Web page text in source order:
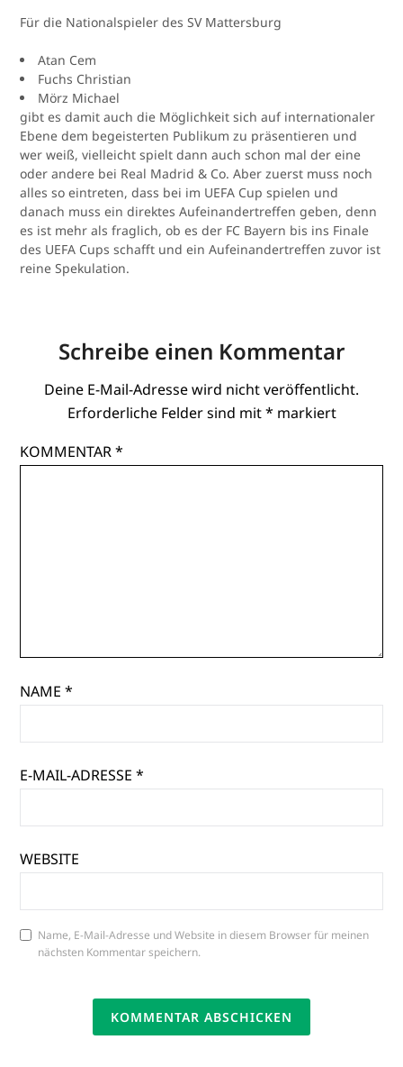
Für die Nationalspieler des SV Mattersburg
Atan Cem
Fuchs Christian
Mörz Michael
gibt es damit auch die Möglichkeit sich auf internationaler
Ebene dem begeisterten Publikum zu präsentieren und
wer weiß, vielleicht spielt dann auch schon mal der eine
oder andere bei Real Madrid & Co. Aber zuerst muss noch
alles so eintreten, dass bei im UEFA Cup spielen und
danach muss ein direktes Aufeinandertreffen geben, denn
es ist mehr als fraglich, ob es der FC Bayern bis ins Finale
des UEFA Cups schafft und ein Aufeinandertreffen zuvor ist
reine Spekulation.
Schreibe einen Kommentar
Deine E-Mail-Adresse wird nicht veröffentlicht.
Erforderliche Felder sind mit* markiert
KOMMENTAR*
NAME*
E-MAIL-ADRESSE*
WEBSITE
Name, E-Mail-Adresse und Website in diesem Browser für meinen
nächsten Kommentar speichern.